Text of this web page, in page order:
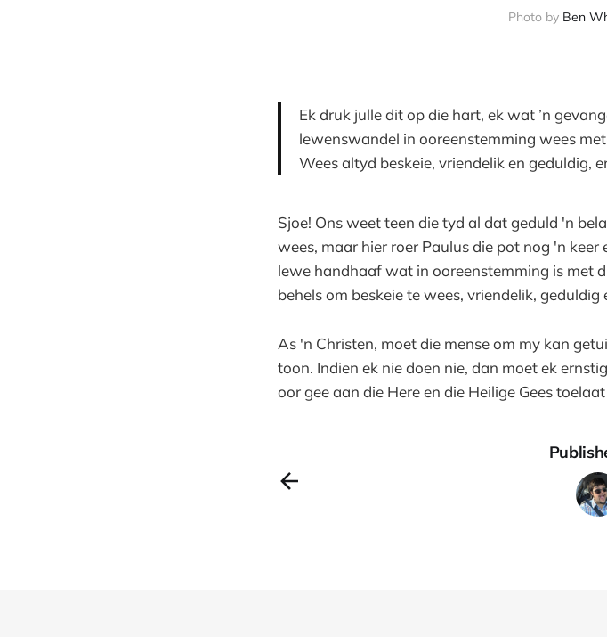
Photo by Ben
Ek druk julle dit op die hart, ek wat ’n
lewenswandel in ooreenstemming wees
Wees altyd beskeie, vriendelik en geduldig,
Sjoe! Ons weet teen die tyd al dat geduld 'n
wees, maar hier roer Paulus die pot nog 'n
lewe handhaaf wat in ooreenstemming is met
behels om beskeie te wees, vriendelik,
As 'n Christen, moet die mense om my kan
toon. Indien ek nie doen nie, dan moet ek
oor gee aan die Here en die Heilige Gees